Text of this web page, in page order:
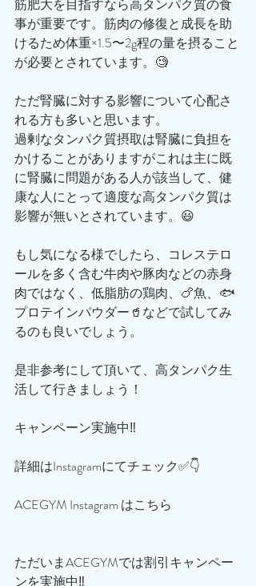
筋肥大を目指すなら高タンパク質の食
事が重要です。筋肉の修復と成長を助
けるため体重×1.5〜2g程の量を摂ること
が必要とされています。🧐
ただ腎臓に対する影響について心配さ
れる方も多いと思います。
過剰なタンパク質摂取は腎臓に負担を
かけることがありますがこれは主に既
に腎臓に問題がある人が該当して、健
康な人にとって適度な高タンパク質は
影響が無いとされています。😃
もし気になる様でしたら、コレステロ
ールを多く含む牛肉や豚肉などの赤身
肉ではなく、低脂肪の鶏肉、🍗魚、🐟
プロテインパウダー🥤などで試してみ
るのも良いでしょう。
是非参考にして頂いて、高タンパク生
活して行きましょう！
キャンペーン実施中‼️
詳細はInstagramにてチェック✅👇
ACEGYM Instagram はこちら
ただいまACEGYMでは割引キャンペー
ンを実施中‼️